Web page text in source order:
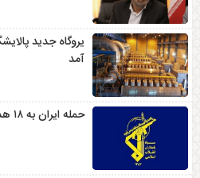
یروگاه جدید
آمد
حمله ایران به ۱۸ هدف ارتش شرور آمریکا